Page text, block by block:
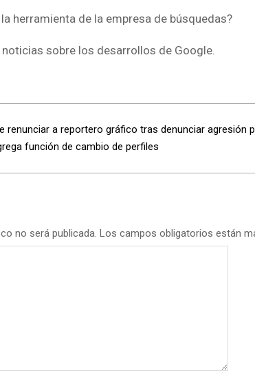
herramienta de la empresa de búsquedas?
sobre los desarrollos de Google.
renunciar a reportero gráfico tras denunciar agresión
función de cambio de perfiles
no será publicada. Los campos obligatorios están